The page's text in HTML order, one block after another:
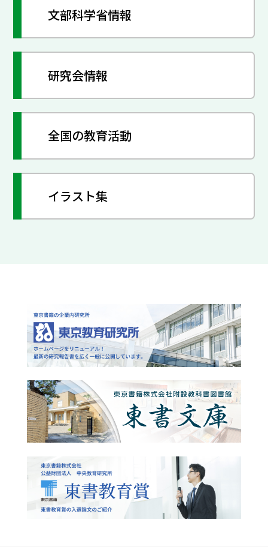
文部科学省情報
研究会情報
全国の教育活動
イラスト集